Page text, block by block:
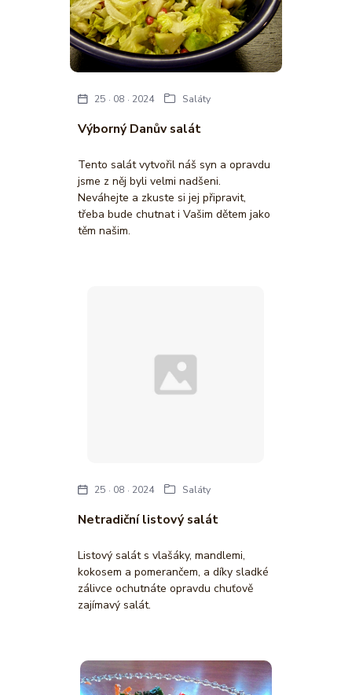
Výborný Danův salát
25 08 2024 Saláty
Tento salát vytvořil náš syn a opravdu
jsme z něj byli velmi nadšeni.
Neváhejte a zkuste si jej připravit,
třeba bude chutnat i Vašim dětem jako
těm našim.
Netradiční listový salát
25 08 2024 Saláty
Listový salát s vlašáky, mandlemi,
kokosem a pomerančem, a díky sladké
zálivce ochutnáte opravdu chuťově
zajímavý salát.